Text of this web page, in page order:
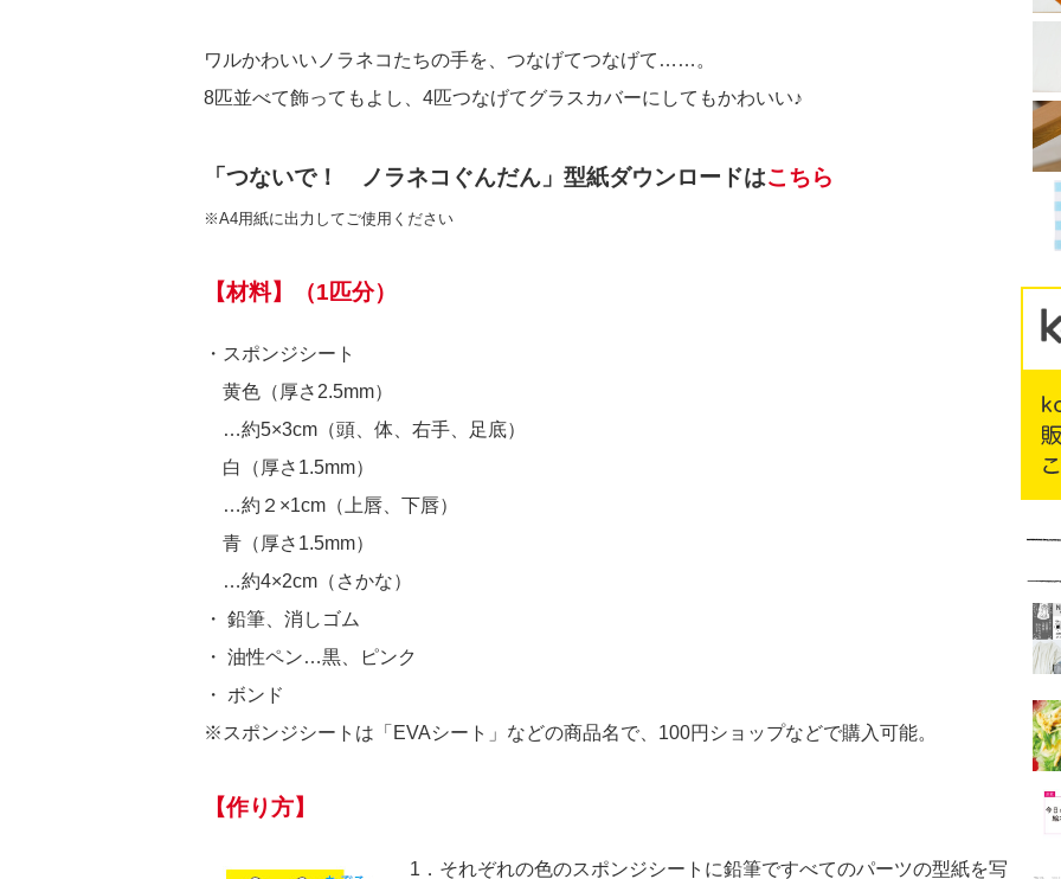
ワルかわいいノラネコたちの手を、つなげてつなげて……。
8匹並べて飾ってもよし、4匹つなげてグラスカバーにしてもかわいい♪
「つないで！ ノラネコぐんだん」型紙ダウンロードはこちら
※A4用紙に出力してご使用ください
【材料】（1匹分）
・スポンジシート
黄色（厚さ2.5mm）
…約5×3cm（頭、体、右手、足底）
白（厚さ1.5mm）
…約２×1cm（上唇、下唇）
青（厚さ1.5mm）
…約4×2cm（さかな）
・ 鉛筆、消しゴム
・ 油性ペン…黒、ピンク
・ ボンド
※スポンジシートは「EVAシート」などの商品名で、100円ショップなどで購入可能。
【作り方】
1．それぞれの色のスポンジシートに鉛筆ですべてのパーツの型紙を写